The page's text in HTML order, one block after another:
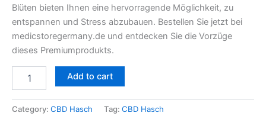
Blüten bieten Ihnen eine hervorragende Möglichkeit, zu
entspannen und Stress abzubauen. Bestellen Sie jetzt bei
medicstoregermany.de und entdecken Sie die Vorzüge
dieses Premiumprodukts.
Add to cart
Category: CBD Hasch Tag: CBD Hasch